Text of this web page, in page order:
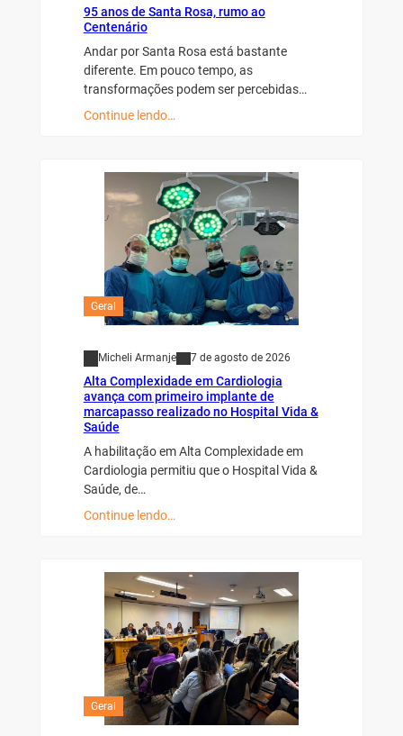
95 anos de Santa Rosa, rumo ao
Centenário
Andar por Santa Rosa está bastante
diferente. Em pouco tempo, as
transformações podem ser percebidas…
Continue lendo…
Geral
Micheli Armanje 7 de agosto de 2026
Alta Complexidade em Cardiologia
avança com primeiro implante de
marcapasso realizado no Hospital Vida &
Saúde
A habilitação em Alta Complexidade em
Cardiologia permitiu que o Hospital Vida &
Saúde, de…
Continue lendo…
Geral